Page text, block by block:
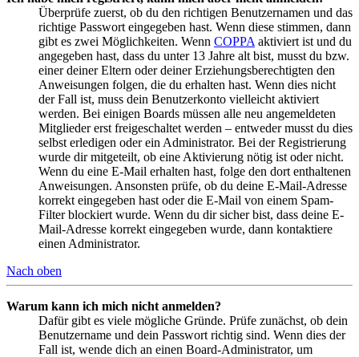
Überprüfe zuerst, ob du den richtigen Benutzernamen und das
richtige Passwort eingegeben hast. Wenn diese stimmen, dann
gibt es zwei Möglichkeiten. Wenn COPPA aktiviert ist und du
angegeben hast, dass du unter 13 Jahre alt bist, musst du bzw.
einer deiner Eltern oder deiner Erziehungsberechtigten den
Anweisungen folgen, die du erhalten hast. Wenn dies nicht
der Fall ist, muss dein Benutzerkonto vielleicht aktiviert
werden. Bei einigen Boards müssen alle neu angemeldeten
Mitglieder erst freigeschaltet werden – entweder musst du dies
selbst erledigen oder ein Administrator. Bei der Registrierung
wurde dir mitgeteilt, ob eine Aktivierung nötig ist oder nicht.
Wenn du eine E-Mail erhalten hast, folge den dort enthaltenen
Anweisungen. Ansonsten prüfe, ob du deine E-Mail-Adresse
korrekt eingegeben hast oder die E-Mail von einem Spam-
Filter blockiert wurde. Wenn du dir sicher bist, dass deine E-
Mail-Adresse korrekt eingegeben wurde, dann kontaktiere
einen Administrator.
Nach oben
Warum kann ich mich nicht anmelden?
Dafür gibt es viele mögliche Gründe. Prüfe zunächst, ob dein
Benutzername und dein Passwort richtig sind. Wenn dies der
Fall ist, wende dich an einen Board-Administrator, um